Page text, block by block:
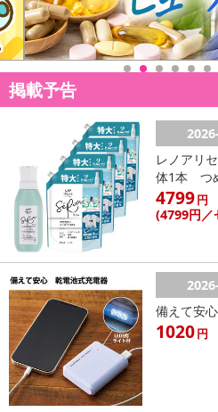
掲載予告
レノアリ
体1本 つ
4799円
(4799円
備えて安
1020円